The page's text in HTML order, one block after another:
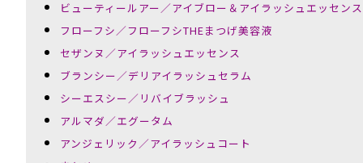
ビューティールアー／アイブロー＆アイラッシュエッセンス
フローフシ／フローフシTHEまつげ美容液
セザンヌ／アイラッシュエッセンス
ブランシー／デリアイラッシュセラム
シーエスシー／リバイブラッシュ
アルマダ／エグータム
アンジェリック／アイラッシュコート